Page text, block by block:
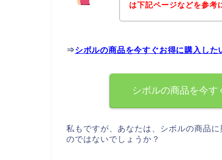
は下記ページなどを参考
⇒シボルの商品を今すぐお得に購入した
シボルの商品を今す
私もですが、あなたは、シボルの商品
のではないでしょうか？